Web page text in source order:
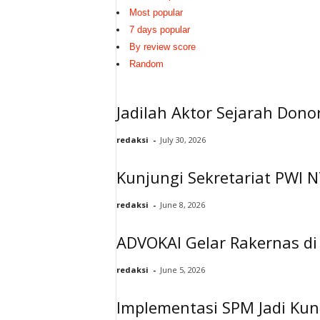
Most popular
7 days popular
By review score
Random
Jadilah Aktor Sejarah
redaksi - July 30, 2026
Kunjungi Sekretariat PWI
redaksi - June 8, 2026
ADVOKAI Gelar Rakernas
redaksi - June 5, 2026
Implementasi SPM Jadi